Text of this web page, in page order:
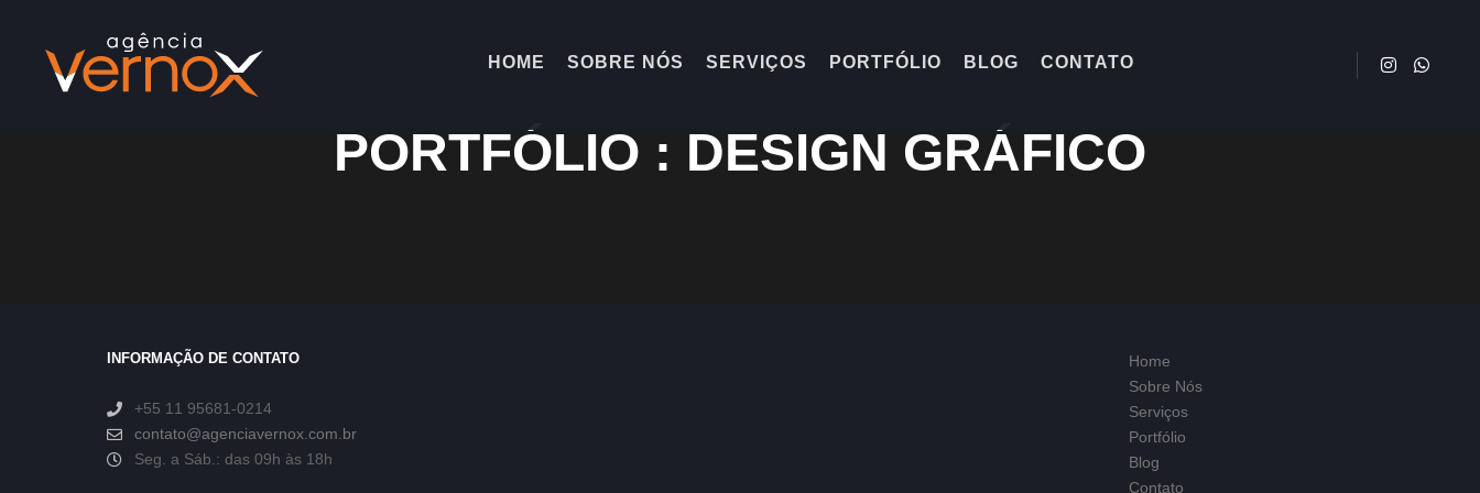
HOME SOBRE NÓS SERVIÇOS PORTFÓLIO BLOG CONTATO
PORTFÓLIO : DESIGN GRÁFICO
INFORMAÇÃO DE CONTATO
+55 11 95681-0214
contato@agenciavernox.com.br
Seg. a Sáb.: das 09h às 18h
Home
Sobre Nós
Serviços
Portfólio
Blog
Contato